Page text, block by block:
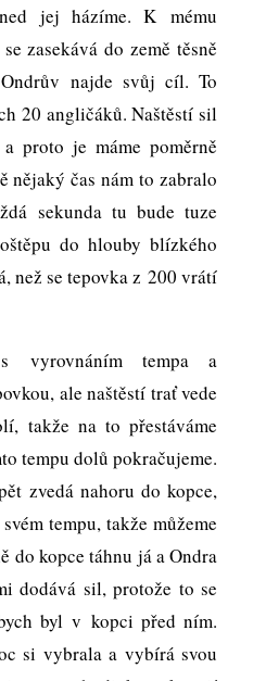
jej házíme. K mému
zasekává do země těsně
najde svůj cíl. To
20 angličáků. Naštěstí sil
proto je máme poměrně
nějaký čas nám to zabralo
sekunda tu bude tuze
do hlouby blízkého
než se tepovka z 200 vrátí
vyrovnáním tempa a
ale naštěstí trať vede
takže na to přestáváme
tempu dolů pokračujeme.
zvedá nahoru do kopce,
tempu, takže můžeme
do kopce táhnu já a Ondra
dodává sil, protože to se
byl v kopci před ním.
si vybrala a vybírá svou